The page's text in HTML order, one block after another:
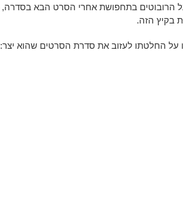
על החלטתו לעזוב את סדרת הסרטים שהוא יצר: